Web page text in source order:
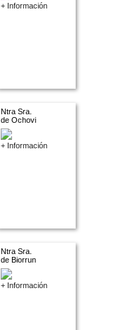
+ Información
Ntra Sra.
de Ochovi
+ Información
Ntra Sra.
de Biorrun
+ Información